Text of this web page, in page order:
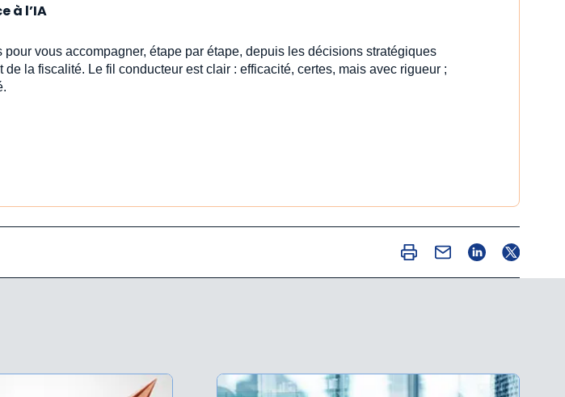
à l’IA
vous accompagner, étape par étape, depuis les décisions stratégiques
la fiscalité. Le fil conducteur est clair : efficacité, certes, mais avec rigueur ;